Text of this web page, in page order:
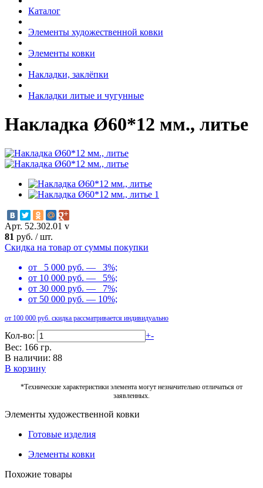
Каталог
Элементы художественной ковки
Элементы ковки
Накладки, заклёпки
Накладки литые и чугунные
Накладка Ø60*12 мм., литье
Арт. 52.302.01 v
81 руб. /шт.
Скидка на товар от суммы покупки
от 5 000 руб. — 3%;
от 10 000 руб. — 5%;
от 30 000 руб. — 7%;
от 50 000 руб. — 10%;
от 100 000 руб. скидка рассматривается индивидуально
Кол-во: +-
Вес: 166 гр.
В наличии: 88
В корзину
*Технические характеристики элемента могут незначительно отличаться от
заявленных.
Элементы художественной ковки
Готовые изделия
Элементы ковки
Похожие товары